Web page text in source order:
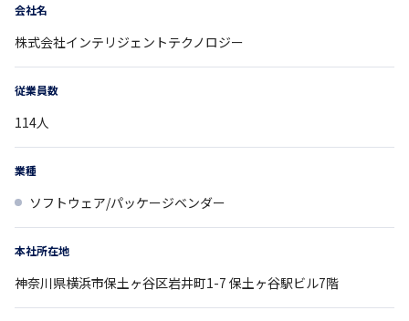
会社名
株式会社インテリジェントテクノロジー
従業員数
114人
業種
ソフトウェア/パッケージベンダー
本社所在地
神奈川県横浜市保土ヶ谷区岩井町1-7 保土ヶ谷駅ビル7階